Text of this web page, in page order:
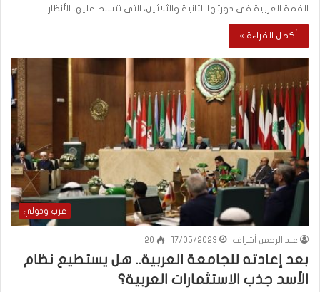
القمة العربية في دورتها الثانية والثلاثين، التي تتسلط عليها الأنظار…
أكمل القراءة »
عرب ودولي
عبد الرحمن أشراف 17/05/2023
20
بعد إعادته للجامعة العربية.. هل يستطيع نظام
الأسد جذب الاستثمارات العربية؟